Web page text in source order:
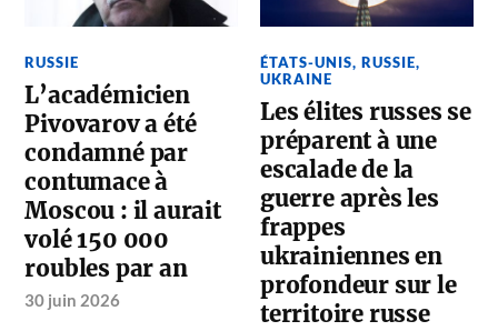
RUSSIE
L’académicien
Pivovarov a été
condamné par
contumace à
Moscou : il aurait
volé 150 000
roubles par an
30 juin 2026
ÉTATS-UNIS,RUSSIE,
UKRAINE
Les élites russes se
préparent à une
escalade de la
guerre après les
frappes
ukrainiennes en
profondeur sur le
territoire russe